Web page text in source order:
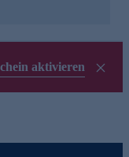
aktivieren